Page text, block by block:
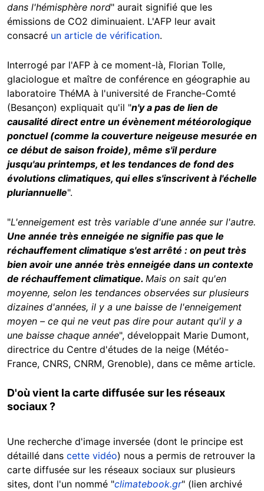
dans l'hémisphère nord" aurait signifié que les
émissions de CO2 diminuaient. L'AFP leur avait
consacré un article de vérification.
Interrogé par l'AFP à ce moment-là, Florian Tolle,
glaciologue et maître de conférence en géographie au
laboratoire ThéMA à l'université de Franche-Comté
(Besançon) expliquait qu'il "n'y a pas de lien de
causalité direct entre un évènement météorologique
ponctuel (comme la couverture neigeuse mesurée en
ce début de saison froide), même s'il perdure
jusqu'au printemps, et les tendances de fond des
évolutions climatiques, qui elles s'inscrivent à l'échelle
pluriannuelle".
"L'enneigement est très variable d'une année sur l'autre.
Une année très enneigée ne signifie pas que le
réchauffement climatique s'est arrêté : on peut très
bien avoir une année très enneigée dans un contexte
de réchauffement climatique. Mais on sait qu'en
moyenne, selon les tendances observées sur plusieurs
dizaines d'années, il y a une baisse de l'enneigement
moyen – ce qui ne veut pas dire pour autant qu'il y a
une baisse chaque année", développait Marie Dumont,
directrice du Centre d'études de la neige (Météo-
France, CNRS, CNRM, Grenoble), dans ce même article.
D'où vient la carte diffusée sur les réseaux
sociaux ?
Une recherche d'image inversée (dont le principe est
détaillé dans cette vidéo) nous a permis de retrouver la
carte diffusée sur les réseaux sociaux sur plusieurs
sites, dont l'un nommé "climatebook.gr" (lien archivé